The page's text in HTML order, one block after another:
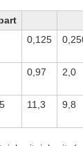
0,125
0,97 2,0
11,3 9,8